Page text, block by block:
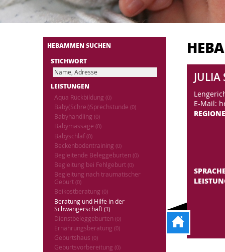
HEBAMMEN SUCHEN
STICHWORT
LEISTUNGEN
Aqua Rückbildung (0)
Baby(Schrei)Sprechstunde (0)
Babyhandling (0)
Babymassage (0)
Babyschlaf (0)
Beckenbodentraining (0)
Begleitende Beleggeburten (0)
Begleitung bei Fehlgeburt (0)
Begleitung nach traumatischer
Geburt (0)
Beikostberatung (0)
Beratung und Hilfe in der
Schwangerschaft (1)
Dienstbeleggeburten (0)
Ernährungsberatung (0)
Geburtshaus (0)
Geburtsvorbereitung (0)
JULIA
E-Mail: